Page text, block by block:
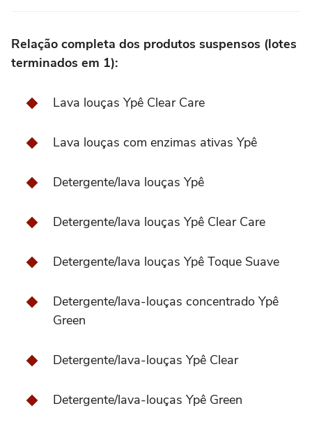
Relação completa dos produtos suspensos (lotes
terminados em 1):
Lava louças Ypê Clear Care
Lava louças com enzimas ativas Ypê
Detergente/lava louças Ypê
Detergente/lava louças Ypê Clear Care
Detergente/lava louças Ypê Toque Suave
Detergente/lava-louças concentrado Ypê
Green
Detergente/lava-louças Ypê Clear
Detergente/lava-louças Ypê Green